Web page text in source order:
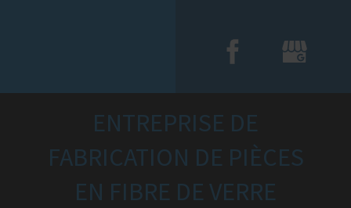
ENTREPRISE DE
FABRICATION DE PIÈCES
EN FIBRE DE VERRE